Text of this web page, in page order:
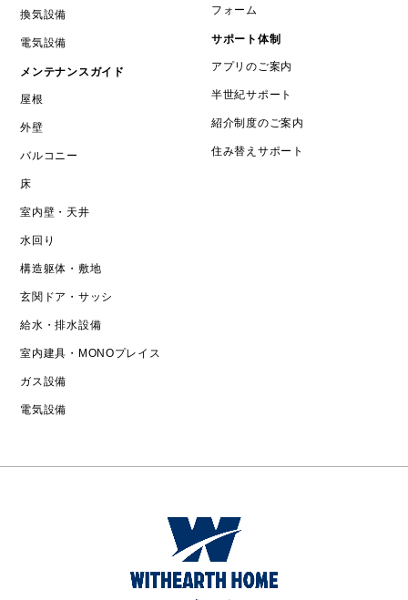
換気設備
電気設備
メンテナンスガイド
屋根
外壁
バルコニー
床
室内壁・天井
水回り
構造躯体・敷地
玄関ドア・サッシ
給水・排水設備
室内建具・MONOプレイス
ガス設備
電気設備
フォーム
サポート体制
アプリのご案内
半世紀サポート
紹介制度のご案内
住み替えサポート